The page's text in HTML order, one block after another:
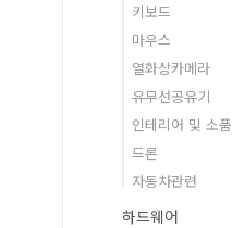
키보드
마우스
열화상카메라
유무선공유기
인테리어 및 소품
드론
자동차관련
하드웨어